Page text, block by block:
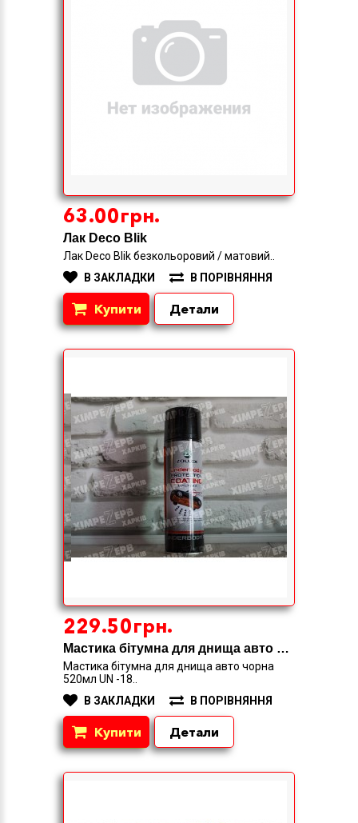
63.00грн.
Лак Deco Blik
Лак Deco Blik безкольоровий / матовий..
В ЗАКЛАДКИ
В ПОРІВНЯННЯ
Купити Детали
229.50грн.
Мастика бiтумна для днища авто чорна
Мастика бiтумна для днища авто чорна
520мл UN -18..
В ЗАКЛАДКИ
В ПОРІВНЯННЯ
Купити Детали